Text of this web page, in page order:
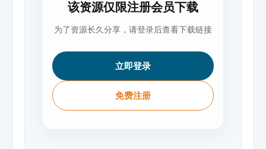
该资源仅限注册会员下载
为了资源长久分享，请登录后查看下载链接
立即登录
免费注册